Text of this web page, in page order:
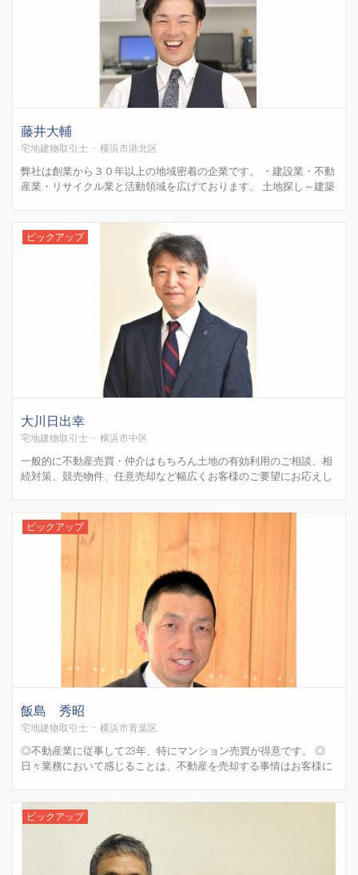
藤井大輔
宅地建物取引士 - 横浜市港北区
弊社は創業から３０年以上の地域密着の企業です。 ・建設業・不動
産業・リサイクル業と活動領域を広げております。 土地探し～建築
中古戸建（古家付土地も含む） ・事故物件 ・狭い土...
ピックアップ
大川日出幸
宅地建物取引士 - 横浜市中区
一般的に不動産売買・仲介はもちろん土地の有効利用のご相談、相
続対策、競売物件、任意売却など幅広くお客様のご要望にお応えし
であり、お客様にとって最大のリスクヘッジになると考えており...
ピックアップ
飯島 秀昭
宅地建物取引士 - 横浜市青葉区
◎不動産業に従事して23年、特にマンション売買が得意です。 ◎
日々業務において感じることは、不動産を売却する事情はお客様に
◎負の要素も含まれている業務になるため、まずはお客様の立...
ピックアップ